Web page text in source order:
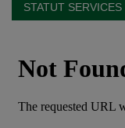
STATUT